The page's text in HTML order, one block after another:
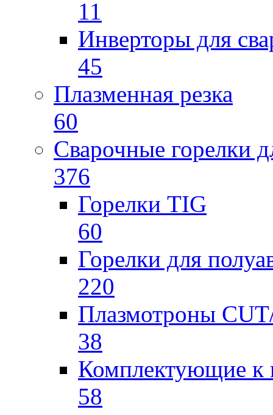
11
Инверторы для
45
Плазменная резка
60
Сварочные горелки
376
Горелки TIG
60
Горелки для
220
Плазмотроны
38
Комплектующие к
58